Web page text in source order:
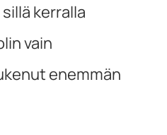
kerralla
vain
enemmän